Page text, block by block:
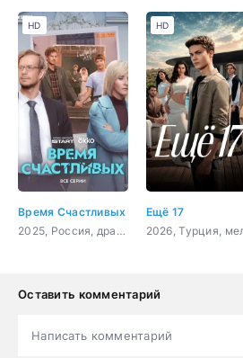
Время Счастливых
2025, Россия, драма, комедия
HD
Ещё 17
HD
Оставить комментарий
Написать комментарий